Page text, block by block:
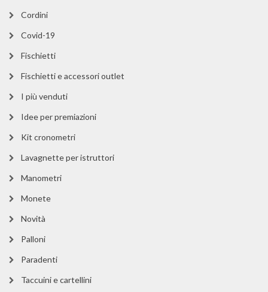
Cordini
Covid-19
Fischietti
Fischietti e accessori outlet
I più venduti
Idee per premiazioni
Kit cronometri
Lavagnette per istruttori
Manometri
Monete
Novità
Palloni
Paradenti
Taccuini e cartellini